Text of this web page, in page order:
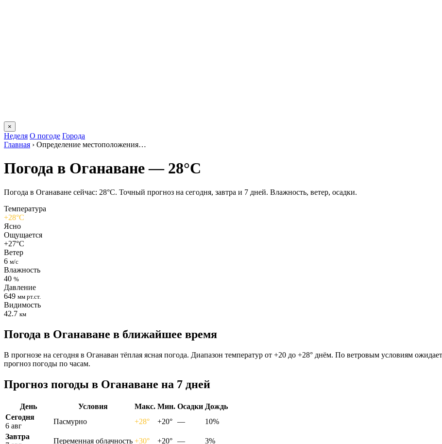
×
Неделя О погоде Города
Главная › Определение местоположения…
Погода в Оганаване — 28°C
Погода в Оганаване сейчас: 28°C. Точный прогноз на сегодня, завтра и 7 дней. Влажность, ветер, осадки.
Температура
+28°C
Ясно
Ощущается
+27°C
Ветер
6 м/с
Влажность
40 %
Давление
649 мм рт.ст.
Видимость
42.7 км
Погода в Оганаване в ближайшее время
В прогнозе на сегодня в Оганаван тёплая ясная погода. Диапазон температур от +20 до +28° днём. По ветровым условиям
прогноз погоды по часам.
Прогноз погоды в Оганаване на 7 дней
День Условия Макс. Мин. Осадки Дождь
Сегодня
6 авг
Пасмурно +28° +20° —
10%
Завтра
Переменная облачность +30° +20° —
3%